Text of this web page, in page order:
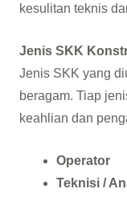
kesulitan teknis
Jenis SKK
Jenis SKK yang
beragam. Tiap
keahlian dan
Operator
Teknisi /